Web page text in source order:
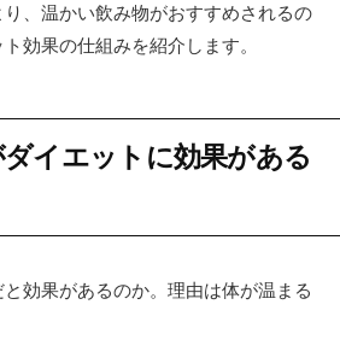
、温かい飲み物がおすすめされるの
効果の仕組みを紹介します。
イエットに効果がある
効果があるのか。理由は体が温まる